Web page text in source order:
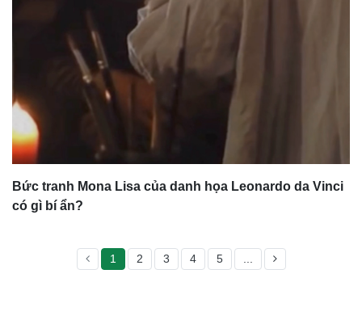
Bức tranh Mona Lisa của danh họa Leonardo da Vinci
có gì bí ẩn?
1 2 3 4 5